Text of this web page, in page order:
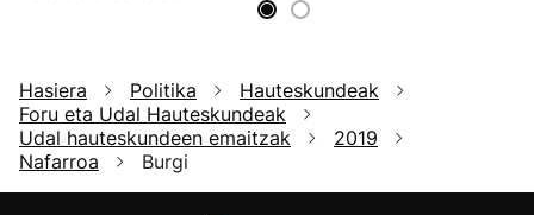
Hasiera Politika
Hauteskundeak
Foru eta Udal Hauteskundeak
Udal hauteskundeen emaitzak
2019
Nafarroa
Burgi